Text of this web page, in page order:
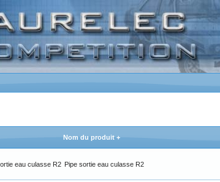
Nom du produit +
Pipe sortie eau culasse R2